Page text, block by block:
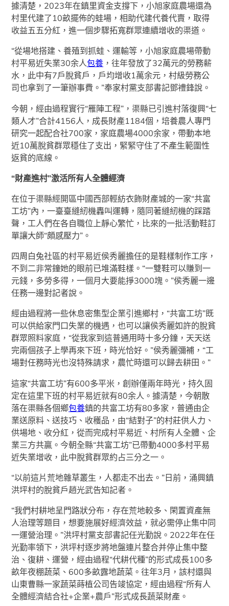
據清楚，2023年在鎮里資金支撐下，小旭家庭農場還為
村里代建了10畝擺佈的蛙場，相助代建代養代賣，取得
收益五五分紅，進一個步驟拓寬群眾連續增收的渠道。
“從場地搭建、養殖到抓蛙、運輸等，小旭家庭農場帶動
村平易近失業30余人包養 ，往年發放了32萬元的勞務薪
水，此中有7戶脫貧戶，戶均增收1萬余元，村級勞務公
司也拿到了一筆辦事費。”奉家村黨支部書記鄧禮鋒說。
今朝，經由過程實行“雁陣工程”，渠縣已引進村落復興“七
類人才”合計4156人，成長財產1184個，培養農人專門
研究一起配合社700家，家庭農場4000余家，帶動本地
近10萬脫貧群眾穩住了支出，緊緊守住了不產生範圍性
返貧的底線。
“財產進村”激活所有人全體經濟
在位于渠縣經開區中國西部輕紡衣飾財產城的一家“共富
工坊”內，一臺臺縫紉機轟叫運轉，隨同著縫紉機的踩踏
聲，工人們在各自職位上靜心繁忙，比來的一批活動鞋訂
單讓大師“頗感壓力”。
四周白兔社區的村平易近侯秀麗擔任的是鞋樣制作工序，
不到二非常鐘她的眼前已堆滿鞋樣。“一雙鞋可以賺到一
元錢，多勞多得，一個月大要能掙3000塊。”侯秀麗一邊
任務一邊對記者說。
經由過程將一些休息密集型企業引進鄉村，“共富工坊”既
可以供給家門口失業的機遇，也可以讓侯秀麗如許的脫貧
群眾照料家庭，“從我家到這普通用時十多分鐘，天天送
完兩個孩子上學再來下班，時光恰好。”侯秀麗彌補，“工
場對任務時光也沒特殊請求，農忙時還可以歸去耕田。”
這家“共富工坊”有600多平米，創辦僅兩年時光，持久固
定在這里下班的村平易近就有80余人。據清楚，今朝散
落在渠縣各個鄉包養鎮的共富工坊有80多家，普通由企
業送原料、送技巧、收穫品，由“結對子”的村莊供人力、
供場地、收分紅，從而完成村平易近、村所有人全體、企
業三方共贏。今朝全縣“共富工坊”已帶動4000多村平易
近失業增收，此中脫貧群眾約占三分之一。
“以前這片荒地雜草叢生，人都走不出去。”日前，涌興鎮
洪坪村的脫貧戶趙光武告知記者。
“我們村耕地呈門路狀分布，存在荒地較多、閑置資產無
人治理等題目，想要施展好經濟效益，就必需停止集中同
一運營治理。”洪坪村黨支部書記任光勤說。2022年在任
光勤率領下，洪坪村逐步將地盤連片整合并停止集中整
治、復耕、運營，經由過程“代耕代種”的形式成長100多
畝年夜棚蔬菜、600多畝露地蔬菜。往年3月，該村還與
山東曹縣一家蔬菜蒔植公司告竣協定，經由過程“所有人
全體經濟結合社+企業+農戶”形式成長蔬菜財產。